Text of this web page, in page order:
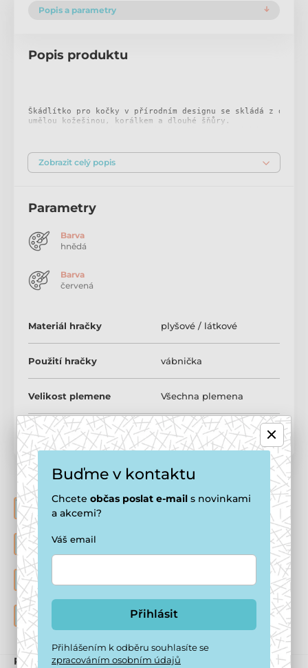
Popis a parametry
Popis produktu
Škádlítko pro kočky v přírodním designu se skládá z
umělou kožešinou, korálkem a dlouhé šňůry.
Lákavý přívěsek: s třepajícími třásněmi, vybízí ke hře
Barva: přírodní/hnědá
Zobrazit celý popis
Parametry
Barva
hnědá
Barva
červená
Materiál hračky plyšové / látkové
Použití hračky vábnička
Velikost plemene Všechna plemena
POHODLNÝ E-SHOP
Vymazlená nabídka produktů pro pejsky a kočičky
VÝHODY REGISTRACE
Nabízíme hlídání psů v domácím prostředí
DOČASNÁ PÉČE O PSY
Staráme se i o opuštěné pejsky k adopci
Přihlaste se k odběru newsletteru
Buďme v kontaktu
Chcete občas poslat e-mail s novinkami
a akcemi?
Váš email
Přihlásit
Přihlášením k odběru souhlasíte se
zpracováním osobním údajů